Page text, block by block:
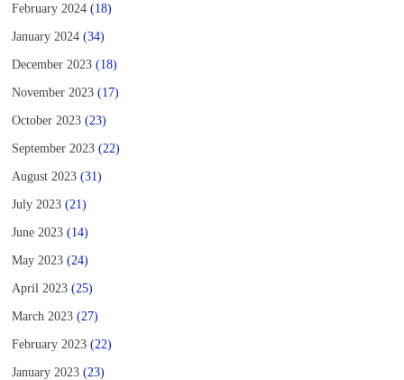
February 2024 (18)
January 2024 (34)
December 2023 (18)
November 2023 (17)
October 2023 (23)
September 2023 (22)
August 2023 (31)
July 2023 (21)
June 2023 (14)
May 2023 (24)
April 2023 (25)
March 2023 (27)
February 2023 (22)
January 2023 (23)